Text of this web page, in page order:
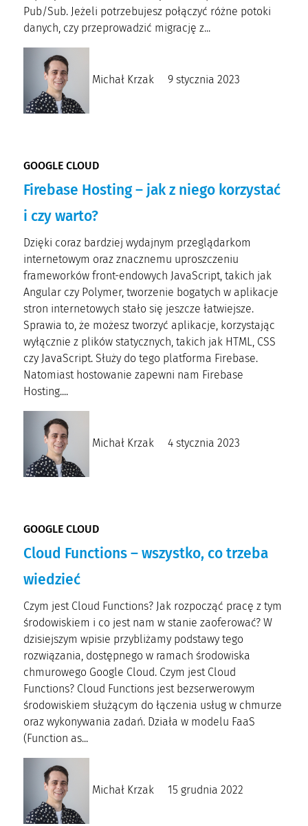
Pub/Sub. Jeżeli potrzebujesz połączyć różne potoki
danych, czy przeprowadzić migrację z...
Michał Krzak 9 stycznia 2023
GOOGLE CLOUD
Firebase Hosting – jak z niego korzystać
i czy warto?
Dzięki coraz bardziej wydajnym przeglądarkom
internetowym oraz znacznemu uproszczeniu
frameworków front-endowych JavaScript, takich jak
Angular czy Polymer, tworzenie bogatych w aplikacje
stron internetowych stało się jeszcze łatwiejsze.
Sprawia to, że możesz tworzyć aplikacje, korzystając
wyłącznie z plików statycznych, takich jak HTML, CSS
czy JavaScript. Służy do tego platforma Firebase.
Natomiast hostowanie zapewni nam Firebase
Hosting....
Michał Krzak 4 stycznia 2023
GOOGLE CLOUD
Cloud Functions – wszystko, co trzeba
wiedzieć
Czym jest Cloud Functions? Jak rozpocząć pracę z tym
środowiskiem i co jest nam w stanie zaoferować? W
dzisiejszym wpisie przybliżamy podstawy tego
rozwiązania, dostępnego w ramach środowiska
chmurowego Google Cloud. Czym jest Cloud
Functions? Cloud Functions jest bezserwerowym
środowiskiem służącym do łączenia usług w chmurze
oraz wykonywania zadań. Działa w modelu FaaS
(Function as...
Michał Krzak 15 grudnia 2022